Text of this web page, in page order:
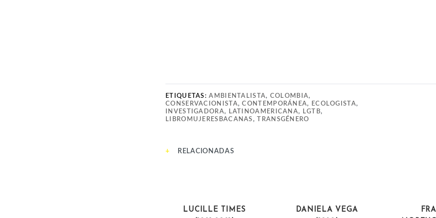
ETIQUETAS:AMBIENTALISTA, COLOMBIA,
CONSERVACIONISTA,CONTEMPORÁNEA, ECOLOGISTA,
INVESTIGADORA, LATINOAMERICANA, LGTB,
LIBROMUJERESBACANAS, TRANSGÉNERO
RELACIONADAS
LUCILLE TIMES DANIELA VEGA